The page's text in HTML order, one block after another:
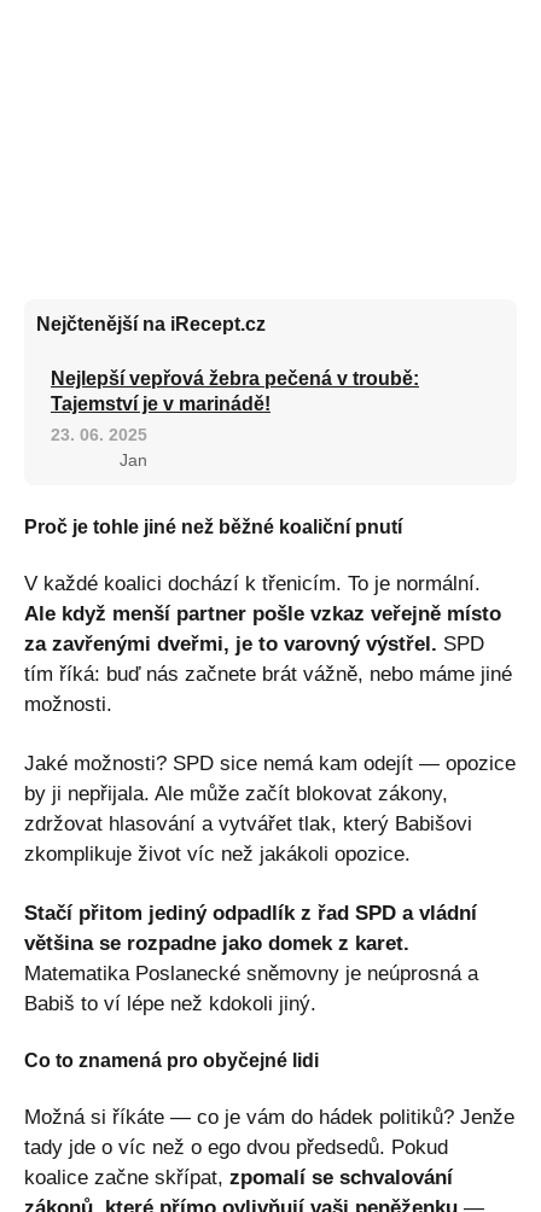
Nejčtenější na iRecept.cz
Nejlepší vepřová žebra pečená v troubě:
Tajemství je v marinádě!
23. 06. 2025
Jan
Proč je tohle jiné než běžné koaliční pnutí
V každé koalici dochází k třenicím. To je normální.
Ale když menší partner pošle vzkaz veřejně místo
za zavřenými dveřmi, je to varovný výstřel. SPD
tím říká: buď nás začnete brát vážně, nebo máme jiné
možnosti.
Jaké možnosti? SPD sice nemá kam odejít — opozice
by ji nepřijala. Ale může začít blokovat zákony,
zdržovat hlasování a vytvářet tlak, který Babišovi
zkomplikuje život víc než jakákoli opozice.
Stačí přitom jediný odpadlík z řad SPD a vládní
většina se rozpadne jako domek z karet.
Matematika Poslanecké sněmovny je neúprosná a
Babiš to ví lépe než kdokoli jiný.
Co to znamená pro obyčejné lidi
Možná si říkáte — co je vám do hádek politiků? Jenže
tady jde o víc než o ego dvou předsedů. Pokud
koalice začne skřípat, zpomalí se schvalování